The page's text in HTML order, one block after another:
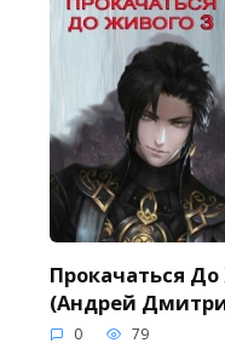
Прокачаться
(Андрей
0 79